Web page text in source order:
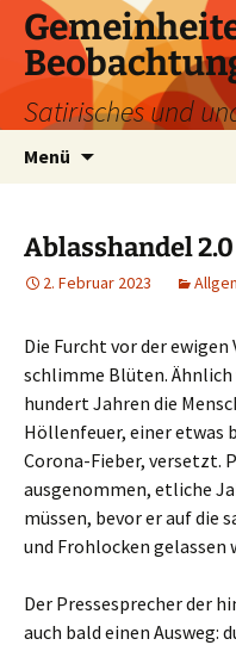
Zum
Inhalt
springen
Satirisches und
Menü
Ablasshandel 2.0
2. Februar 2023
Die Furcht vor der
schlimme Blüten.
hundert Jahren die
Höllenfeuer, einer etwas
Corona-Fieber, versetzt.
ausgenommen, etliche
müssen, bevor er auf die
und Frohlocken gelassen
Der Pressesprecher der
auch bald einen Ausweg: